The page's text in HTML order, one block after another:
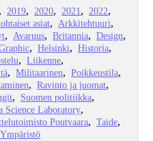
2019 2020 2021
2022
asiat
Arkkitehtuuri
Avaruus Britannia
Design
Helsinki
Historia
Liikenne
Militaarinen
Poikkeustila
Ravinto ja juomat
Suomen politiikka
Science Laboratory
Poutvaara
Taide
Ympäristö